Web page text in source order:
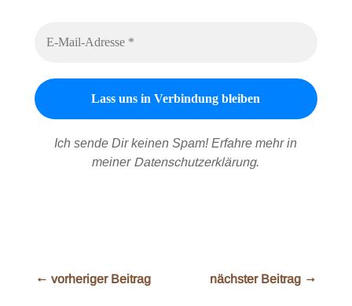
Ich sende Dir keinen Spam! Erfahre mehr in
meiner Datenschutzerklärung.
← vorheriger Beitrag nächster Beitrag →